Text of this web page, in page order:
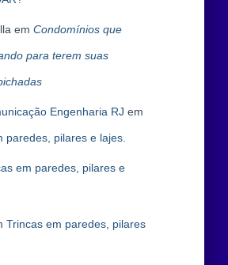
em Condomínios que
para terem suas
Engenharia RJ em
paredes, pilares e lajes.
em paredes, pilares e
Trincas em paredes, pilares